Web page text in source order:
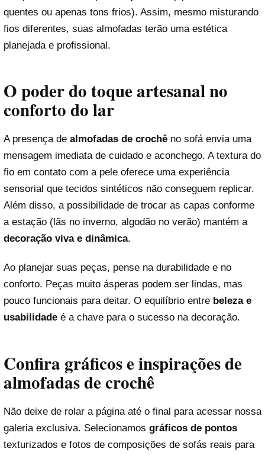
quentes ou apenas tons frios). Assim, mesmo misturando
fios diferentes, suas almofadas terão uma estética
planejada e profissional.
O poder do toque artesanal no
conforto do lar
A presença de almofadas de crochê no sofá envia uma
mensagem imediata de cuidado e aconchego. A textura do
fio em contato com a pele oferece uma experiência
sensorial que tecidos sintéticos não conseguem replicar.
Além disso, a possibilidade de trocar as capas conforme
a estação (lãs no inverno, algodão no verão) mantém a
decoração viva e dinâmica.
Ao planejar suas peças, pense na durabilidade e no
conforto. Peças muito ásperas podem ser lindas, mas
pouco funcionais para deitar. O equilíbrio entre beleza e
usabilidade é a chave para o sucesso na decoração.
Confira gráficos e inspirações de
almofadas de crochê
Não deixe de rolar a página até o final para acessar nossa
galeria exclusiva. Selecionamos gráficos de pontos
texturizados e fotos de composições de sofás reais para